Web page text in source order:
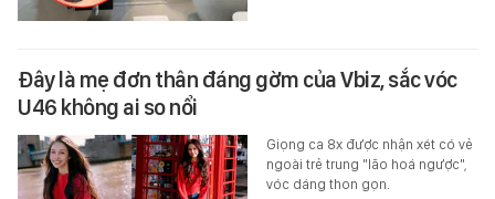
Đây là mẹ đơn thân đáng gờm của Vbiz, sắc vóc
U46 không ai so nổi
Giọng ca 8x được nhận xét có vẻ
ngoài trẻ trung "lão hoá ngược",
vóc dáng thon gọn.